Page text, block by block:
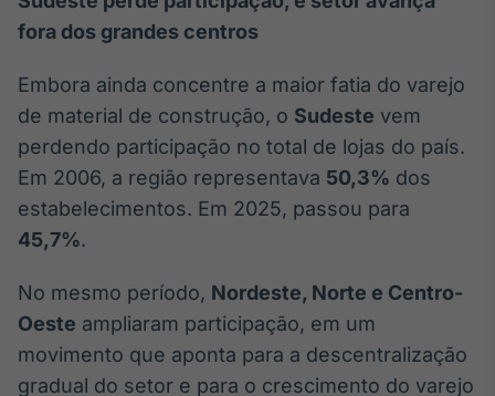
inteligente de
conteúdos
Broadcast
Fundos
A melhor
plataforma para
IA
Em breve
fora dos grandes centros
Embora ainda concentre a maior fatia do varejo
de material de construção, o Sudeste vem
perdendo participação no total de lojas do país.
Em 2006, a região representava 50,3% dos
estabelecimentos. Em 2025, passou para
45,7%.
No mesmo período, Nordeste, Norte e Centro-
Oeste ampliaram participação, em um
movimento que aponta para a descentralização
gradual do setor e para o crescimento do varejo